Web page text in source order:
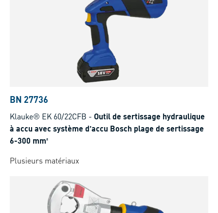
BN 27736
Klauke® EK 60/22CFB - Outil de sertissage hydraulique
à accu avec système d’accu Bosch plage de sertissage
6-300 mm²
Plusieurs matériaux